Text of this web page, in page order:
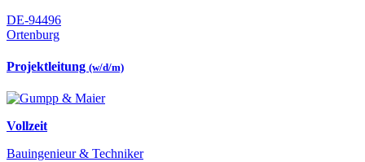
DE-94496
Ortenburg
Projektleitung (w/d/m)
Vollzeit
Bauingenieur & Techniker